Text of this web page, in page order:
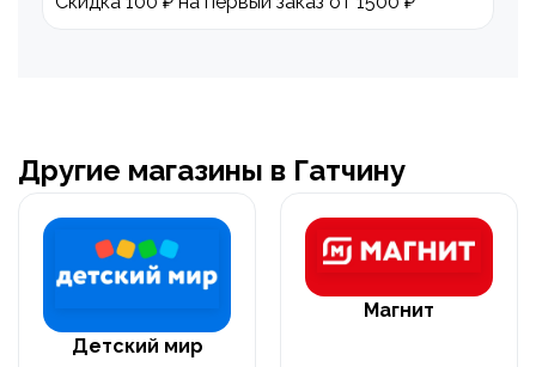
Другие магазины в Гатчину
Детский мир
Магнит